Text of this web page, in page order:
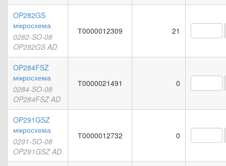
OP282GS
мікросхема
0282-SO-08
OP282GS AD
Т0000012309 21
OP284FSZ
мікросхема
0284-SO-08
OP284FSZ AD
Т0000021491 0
OP291GSZ
мікросхема
0291-SO-08
OP291GSZ AD
Т0000012732 0